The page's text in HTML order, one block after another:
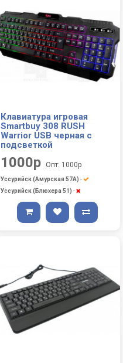
Клавиатура игровая
Smartbuy 308 RUSH
Warrior USB черная с
подсветкой
1000р Опт: 1000р
Уссурийск (Амурская 57А) -
Уссурийск (Блюхера 51) -